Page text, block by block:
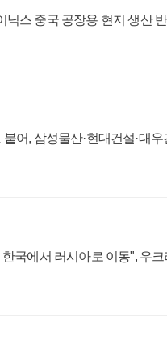
닉스 중국 공장용 현지 생산
어, 삼성물산·현대건설·대
국에서 러시아로 이동", 우